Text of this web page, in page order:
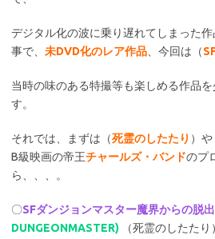
デジタル化の波に乗り遅れてしまった
事で、 未DVD化のレア作品、今回は（
当時の味のある特撮等も楽しめる作品
す。
それでは、まずは（死霊のしたたり ）や
B級映画の帝王チャールズ・バンドのプ
ら、、、。
〇SFダンジョンマスター魔界からの脱出
DUNGEONMASTER)
（死霊のしたた